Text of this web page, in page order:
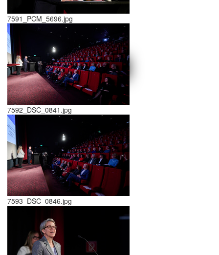
schließen X
<< >>
7591_PCM_5696.jpg
7592_DSC_0841.jpg
7593_DSC_0846.jpg